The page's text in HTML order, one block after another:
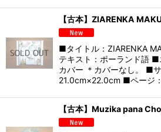
【古本】ZIARENKA
■タイトル：ZIARENKA
テキスト：ポーランド語 ■
カバー ＊カバーなし。 ■サ
21.0cm×22.0cm ■ページ
【古本】Muzika pana